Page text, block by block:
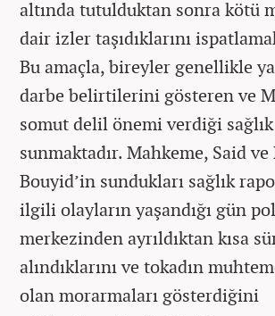
altında tutulduktan sonra kötü
dair izler taşıdıklarını
Bu amaçla, bireyler genellikle
darbe belirtilerini gösteren ve
somut delil önemi verdiği
sunmaktadır. Mahkeme, Said
Bouyid’in sundukları sağlık
ilgili olayların yaşandığı gün
merkezinden ayrıldıktan kısa
alındıklarını ve tokadın
olan morarmaları gösterdiğini